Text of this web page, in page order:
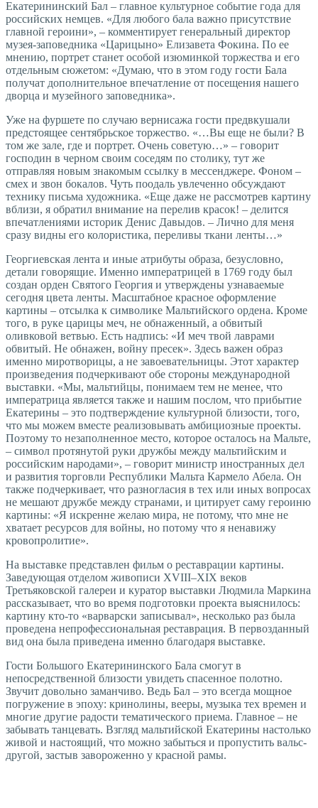
Екатерининский Бал – главное культурное событие года для
российских немцев. «Для любого бала важно присутствие
главной героини», – комментирует генеральный директор
музея-заповедника «Царицыно» Елизавета Фокина. По ее
мнению, портрет станет особой изюминкой торжества и его
отдельным сюжетом: «Думаю, что в этом году гости Бала
получат дополнительное впечатление от посещения нашего
дворца и музейного заповедника».
Уже на фуршете по случаю вернисажа гости предвкушали
предстоящее сентябрьское торжество. «…Вы еще не были? В
том же зале, где и портрет. Очень советую…» – говорит
господин в черном своим соседям по столику, тут же
отправляя новым знакомым ссылку в мессенджере. Фоном –
смех и звон бокалов. Чуть поодаль увлеченно обсуждают
технику письма художника. «Еще даже не рассмотрев картину
вблизи, я обратил внимание на перелив красок! – делится
впечатлениями историк Денис Давыдов. – Лично для меня
сразу видны его колористика, переливы ткани ленты…»
Георгиевская лента и иные атрибуты образа, безусловно,
детали говорящие. Именно императрицей в 1769 году был
создан орден Святого Георгия и утверждены узнаваемые
сегодня цвета ленты. Масштабное красное оформление
картины – отсылка к символике Мальтийского ордена. Кроме
того, в руке царицы меч, не обнаженный, а обвитый
оливковой ветвью. Есть надпись: «И меч твой лаврами
обвитый. Не обнажен, войну пресек». Здесь важен образ
именно миротворицы, а не завоевательницы. Этот характер
произведения подчеркивают обе стороны международной
выставки. «Мы, мальтийцы, понимаем тем не менее, что
императрица является также и нашим послом, что прибытие
Екатерины – это подтверждение культурной близости, того,
что мы можем вместе реализовывать амбициозные проекты.
Поэтому то незаполненное место, которое осталось на Мальте,
– символ протянутой руки дружбы между мальтийским и
российским народами», – говорит министр иностранных дел
и развития торговли Республики Мальта Кармело Абела. Он
также подчеркивает, что разногласия в тех или иных вопросах
не мешают дружбе между странами, и цитирует саму героиню
картины: «Я искренне желаю мира, не потому, что мне не
хватает ресурсов для войны, но потому что я ненавижу
кровопролитие».
На выставке представлен фильм о реставрации картины.
Заведующая отделом живописи XVIII–XIX веков
Третьяковской галереи и куратор выставки Людмила Маркина
рассказывает, что во время подготовки проекта выяснилось:
картину кто-то «варварски записывал», несколько раз была
проведена непрофессиональная реставрация. В первозданный
вид она была приведена именно благодаря выставке.
Гости Большого Екатерининского Бала смогут в
непосредственной близости увидеть спасенное полотно.
Звучит довольно заманчиво. Ведь Бал – это всегда мощное
погружение в эпоху: кринолины, вееры, музыка тех времен и
многие другие радости тематического приема. Главное – не
забывать танцевать. Взгляд мальтийской Екатерины настолько
живой и настоящий, что можно забыться и пропустить вальс-
другой, застыв завороженно у красной рамы.